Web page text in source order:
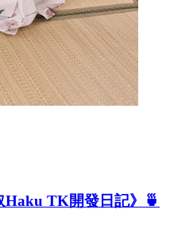
Haku TK開發日記》🍵